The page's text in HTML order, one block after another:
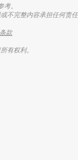
。
不完整内容承担任何责任
款
有权利。